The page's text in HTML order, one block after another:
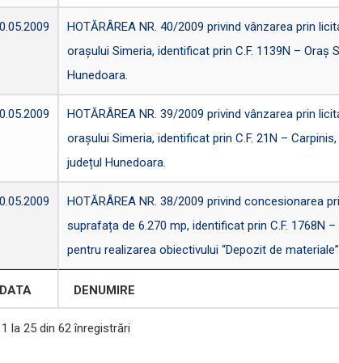
HOTĂRÂREA NR. 40/2009 privind vânzarea prin
orașului Simeria, identificat prin C.F. 1139N –
Hunedoara.
HOTĂRÂREA NR. 39/2009 privind vânzarea prin
orașului Simeria, identificat prin C.F. 21N –
județul Hunedoara.
HOTĂRÂREA NR. 38/2009 privind concesionarea
suprafața de 6.270 mp, identificat prin C.F. 1768N
pentru realizarea obiectivului “Depozit de
DATA DENUMIRE
la 25 din 62 înregistrări